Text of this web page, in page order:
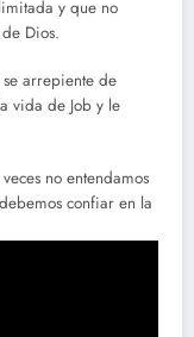
y que no
Dios.
arrepiente de
vida de Job y le
no entendamos
confiar en la